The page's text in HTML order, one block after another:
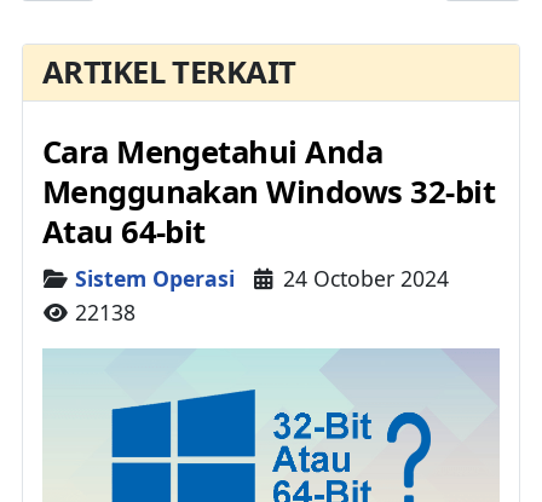
ARTIKEL TERKAIT
Cara Mengetahui Anda
Menggunakan Windows 32-bit
Atau 64-bit
Details
Sistem Operasi
24 October 2024
22138